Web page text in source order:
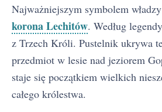
Najważniejszym symbolem
korona Lechitów. Według
z Trzech Króli. Pustelnik ukrywa
przedmiot w lesie nad jeziorem
staje się początkiem wielkich
całego królestwa.